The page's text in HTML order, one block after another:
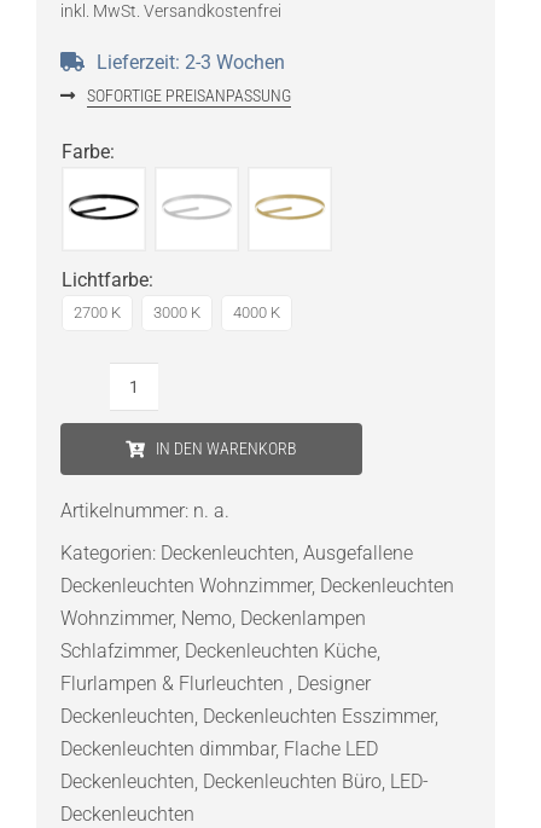
inkl. MwSt. Versandkostenfrei
Lieferzeit: 2-3 Wochen
SOFORTIGE PREISANPASSUNG
Farbe:
Lichtfarbe:
2700 K 3000 K 4000 K
Deckenleuchte
Menge
IN DEN WARENKORB
Artikelnummer: n. a.
Kategorien: Deckenleuchten, Ausgefallene
Deckenleuchten Wohnzimmer, Deckenleuchten
Wohnzimmer, Nemo, Deckenlampen
Schlafzimmer, Deckenleuchten Küche,
Flurlampen & Flurleuchten , Designer
Deckenleuchten, Deckenleuchten Esszimmer,
Deckenleuchten dimmbar, Flache LED
Deckenleuchten, Deckenleuchten Büro, LED-
Deckenleuchten